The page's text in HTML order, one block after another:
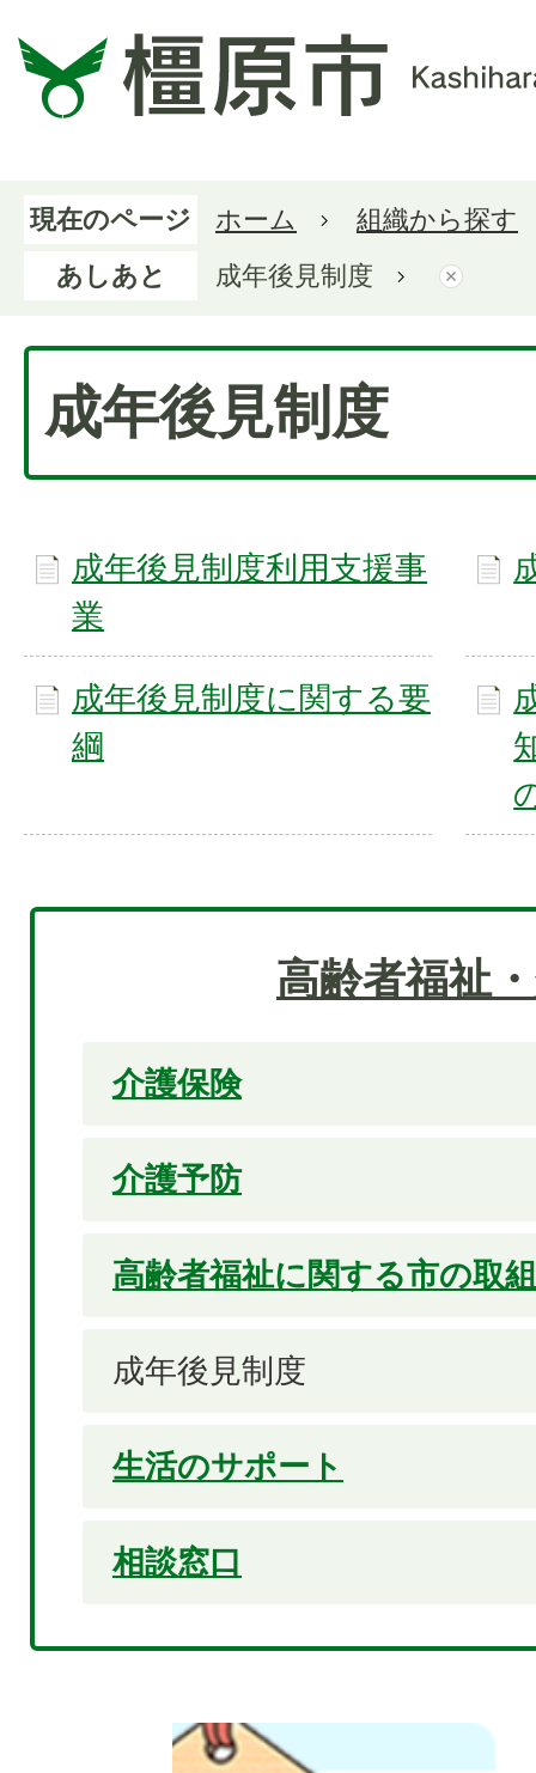
現在のページ ホーム
組織から探す
あしあと
成年後見制度
成年後見制度
成年後見制度利用支援事
業
成年後見制度に関する要
綱
高齢者福祉
介護保険
介護予防
高齢者福祉に関する市の取
成年後見制度
生活のサポート
相談窓口
2